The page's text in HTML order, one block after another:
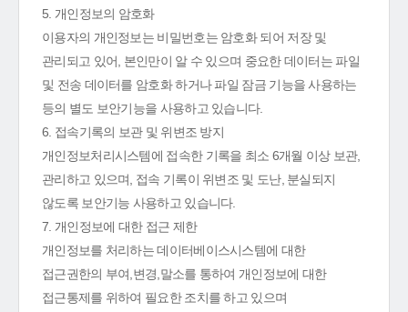
5. 개인정보의 암호화
이용자의 개인정보는 비밀번호는 암호화 되어 저장 및
관리되고 있어, 본인만이 알 수 있으며 중요한 데이터는 파일
및 전송 데이터를 암호화 하거나 파일 잠금 기능을 사용하는
등의 별도 보안기능을 사용하고 있습니다.
6. 접속기록의 보관 및 위변조 방지
개인정보처리시스템에 접속한 기록을 최소 6개월 이상 보관,
관리하고 있으며, 접속 기록이 위변조 및 도난, 분실되지
않도록 보안기능 사용하고 있습니다.
7. 개인정보에 대한 접근 제한
개인정보를 처리하는 데이터베이스시스템에 대한
접근권한의 부여,변경,말소를 통하여 개인정보에 대한
접근통제를 위하여 필요한 조치를 하고 있으며